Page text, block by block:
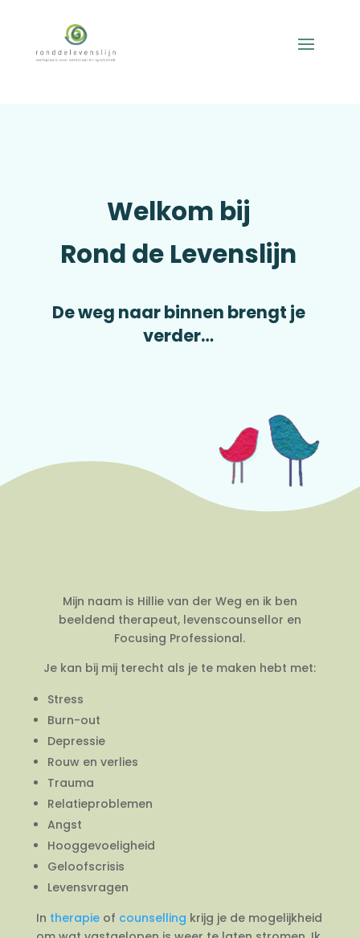
Welkom bij
Rond de Levenslijn
De weg naar binnen brengt je
verder…
Mijn naam is Hillie van der Weg en ik ben
beeldend therapeut, levenscounsellor en
Focusing Professional.
Je kan bij mij terecht als je te maken hebt met:
Stress
Burn-out
Depressie
Rouw en verlies
Trauma
Relatieproblemen
Angst
Hooggevoeligheid
Geloofscrisis
Levensvragen
In therapieof counselling krijg je de mogelijkheid